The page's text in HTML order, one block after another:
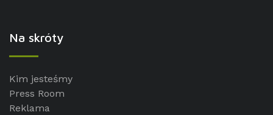
Na skróty
Kim jesteśmy
Press Room
Reklama